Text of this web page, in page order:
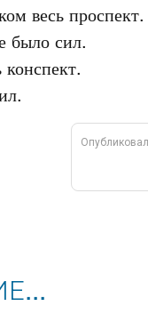
весь проспект.
было сил.